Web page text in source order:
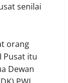
senilai
orang
Pusat itu
Dewan